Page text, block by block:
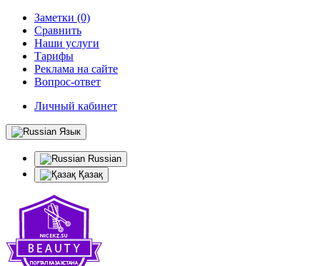
Заметки (0)
Сравнить
Наши услуги
Тарифы
Реклама на сайте
Вопрос-ответ
Личный кабинет
Язык
Russian
Қазақ